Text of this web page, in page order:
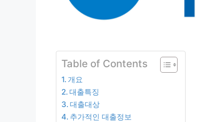
Table of Contents
개요
대출특징
대출대상
추가적인 대출정보